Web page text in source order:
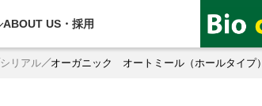
ABOUT US・ 採用
シリアル オーガニック オートミール（ホールタイプ）